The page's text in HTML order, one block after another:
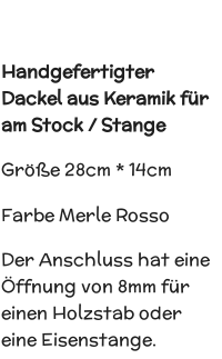
Handgefertigter
Dackel aus Keramik für
am Stock / Stange
Größe 28cm * 14cm
Farbe Merle Rosso
Der Anschluss hat eine
Öffnung von 8mm für
einen Holzstab oder
eine Eisenstange.